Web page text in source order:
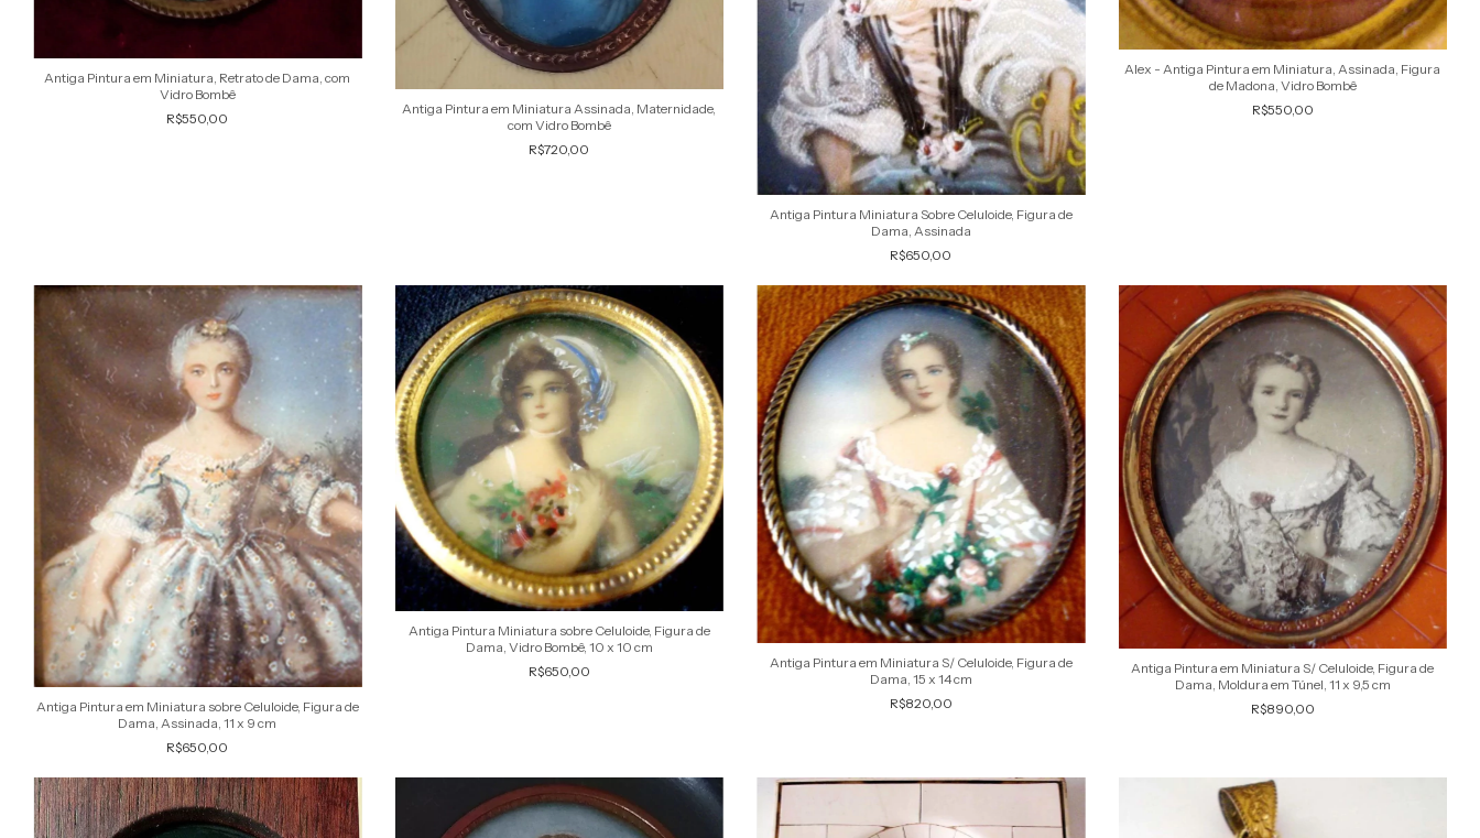
Antiga Pintura em Miniatura, Retrato de Dama, com
Vidro Bombê
R$550,00
Antiga Pintura em Miniatura Assinada, Maternidade,
com Vidro Bombê
R$720,00
Antiga Pintura Miniatura Sobre Celuloide, Figura de
Dama, Assinada
R$650,00
Alex - Antiga Pintura em Miniatura, Assinada, Figura
de Madona, Vidro Bombê
R$550,00
Antiga Pintura em Miniatura sobre Celuloide, Figura de
Dama, Assinada, 11 x 9 cm
R$650,00
Antiga Pintura Miniatura sobre Celuloide, Figura de
Dama, Vidro Bombê, 10 x 10 cm
R$650,00
Antiga Pintura em Miniatura S/ Celuloide, Figura de
Dama, 15 x 14 cm
R$820,00
Antiga Pintura em Miniatura S/ Celuloide, Figura de
Dama, Moldura em Túnel, 11 x 9,5 cm
R$890,00